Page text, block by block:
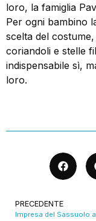
loro, la famiglia
Per ogni bambino
scelta del
coriandoli e stelle
indispensabile sì,
loro.
PRECEDENTE